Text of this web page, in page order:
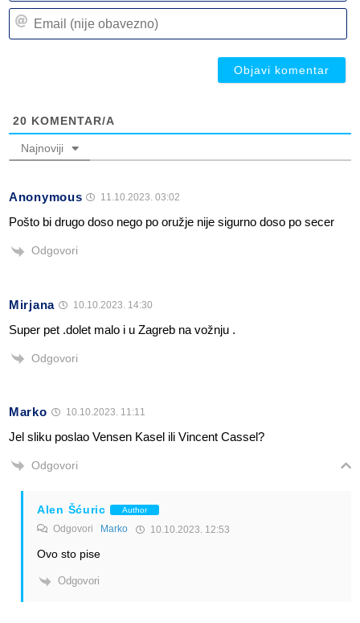
20 KOMENTAR/A
Najnoviji
Anonymous 11.10.2023. 03:02
Pošto bi drugo doso nego po oružje nije sigurno doso po secer
Odgovori
Mirjana 10.10.2023. 14:30
Super pet .dolet malo i u Zagreb na vožnju .
Odgovori
Marko 10.10.2023. 11:11
Jel sliku poslao Vensen Kasel ili Vincent Cassel?
Odgovori
Alen Šćuric Author
Odgovori Marko 10.10.2023. 12:53
Ovo sto pise
Odgovori